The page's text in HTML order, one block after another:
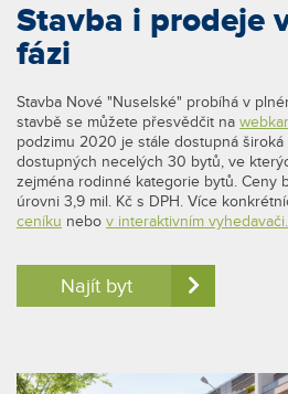
Stavba i prodeje
fázi
Stavba Nové "Nuselské" probíhá v
stavbě se můžete přesvědčit na
podzimu 2020 je stále dostupná
dostupných necelých 30 bytů, ve
zejména rodinné kategorie bytů. Ceny
úrovni 3,9 mil. Kč s DPH. Více
ceníku nebo v interaktivním vyhedavači.
Najít byt